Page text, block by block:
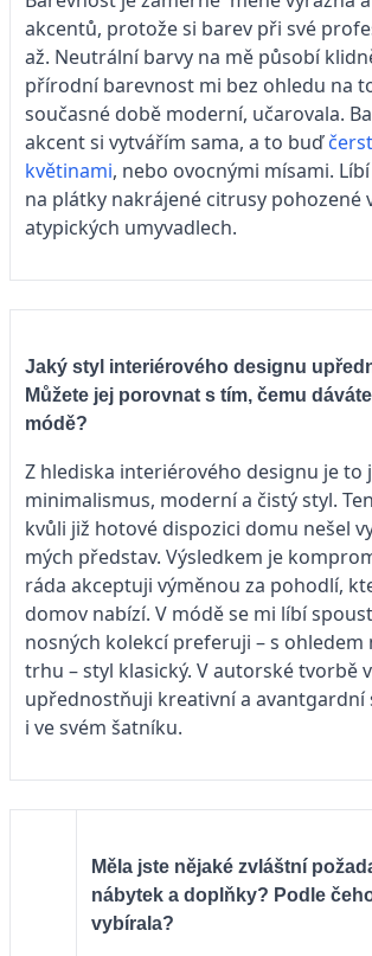
akcentů, protože si barev při své
až. Neutrální barvy na mě působí
přírodní barevnost mi bez ohledu na
současné době moderní, učarovala.
akcent si vytvářím sama, a to buď
květinami, nebo ovocnými mísami.
na plátky nakrájené citrusy pohozené
atypických umyvadlech.
Jaký styl interiérového designu
Můžete jej porovnat s tím, čemu
módě?
Z hlediska interiérového designu je to
minimalismus, moderní a čistý styl.
kvůli již hotové dispozici domu nešel
mých představ. Výsledkem je
ráda akceptuji výměnou za pohodlí,
domov nabízí. V módě se mi líbí
nosných kolekcí preferuji – s ohledem
trhu – styl klasický. V autorské tvorbě
upřednostňuji kreativní a avantgardní
i ve svém šatníku.
Měla jste nějaké zvláštní
nábytek a doplňky? Podle
vybírala?